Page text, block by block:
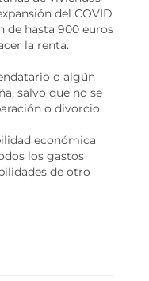
del COVID
de hasta 900 euros
la renta.
o algún
salvo que no se
o divorcio.
económica
los gastos
de otro